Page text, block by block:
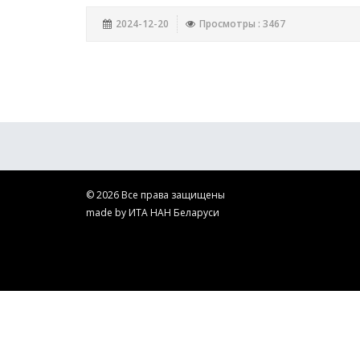
2024-12-20 Просмотры : 3467
© 2026 Все права защищены
made by ИТА НАН Беларуси